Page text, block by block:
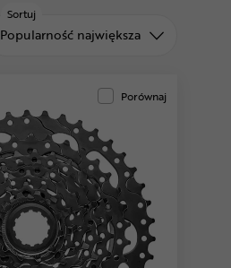
Sortuj
Sortuj od
Popularność największa
Porównaj